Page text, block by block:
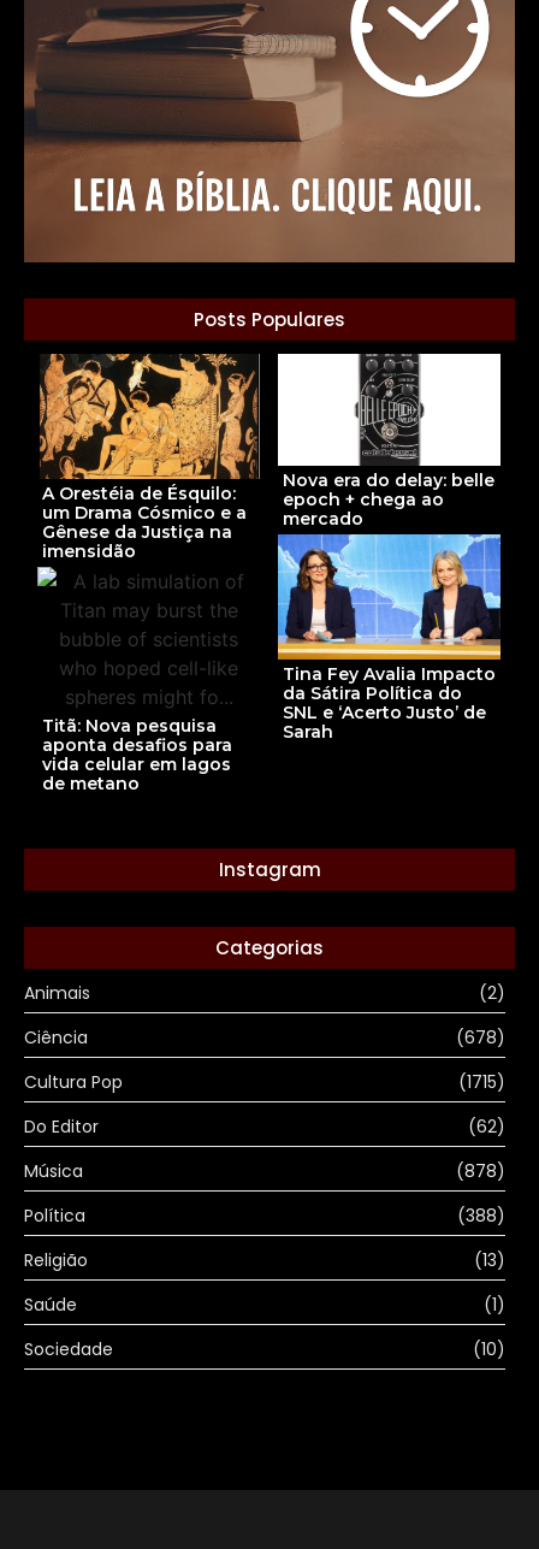
Posts Populares
A Orestéia de Ésquilo:
um Drama Cósmico e a
Gênese da Justiça na
imensidão
Nova era do delay: belle
epoch + chega ao
mercado
Tina Fey Avalia Impacto
da Sátira Política do
SNL e ‘Acerto Justo’ de
Sarah
Titã: Nova pesquisa
aponta desafios para
vida celular em lagos
de metano
Instagram
Categorias
Animais
(2)
Ciência
(678)
Cultura Pop
(1715)
Do Editor
(62)
Música
(878)
Política
(388)
Religião
(13)
Saúde
(1)
Sociedade
(10)